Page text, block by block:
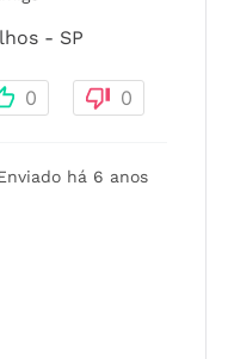
- SP
0 0
há 6 anos